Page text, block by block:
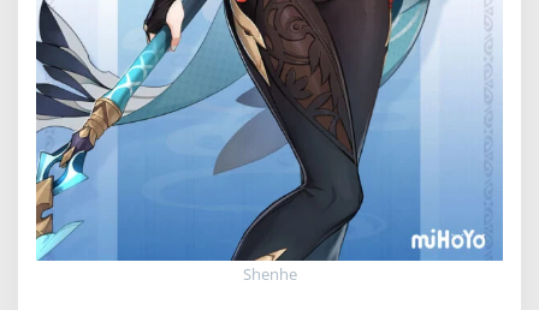
Shenhe